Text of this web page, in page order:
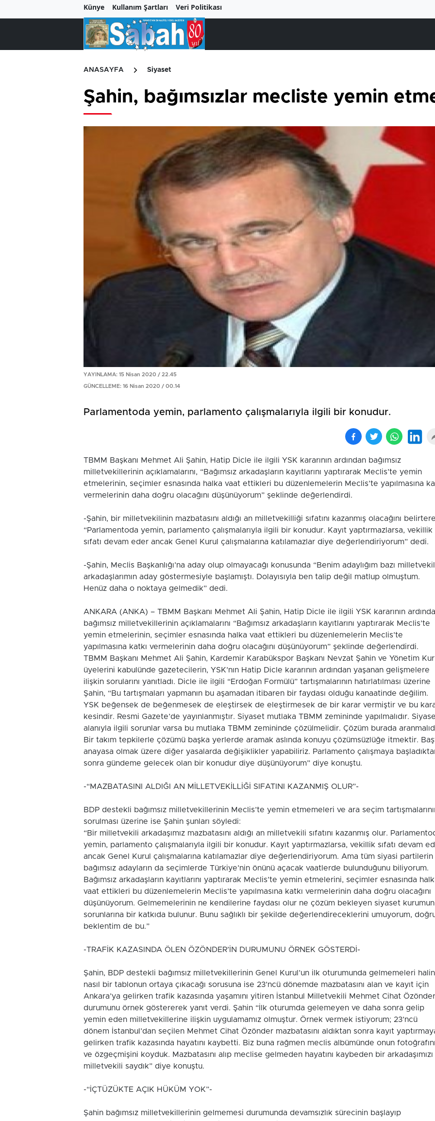
Künye Kullanım Şartları Veri Politikası
ANASAYFA Siyaset
Şahin, bağımsızlar mecliste yemin
YAYINLAMA: 15 Nisan 2020 / 22.45
GÜNCELLEME: 16 Nisan 2020 / 00.14
Parlamentoda yemin, parlamento çalışmalarıyla ilgili bir konudur.
TBMM Başkanı Mehmet Ali Şahin, Hatip Dicle ile ilgili YSK kararının ardından bağımsız
milletvekillerinin açıklamalarını, “Bağımsız arkadaşların kayıtlarını yaptırarak Meclis’te yemin
etmelerinin, seçimler esnasında halka vaat ettikleri bu düzenlemelerin Meclis’te yapılmasına
vermelerinin daha doğru olacağını düşünüyorum” şeklinde değerlendirdi.
-Şahin, bir milletvekilinin mazbatasını aldığı an milletvekilliği sıfatını kazanmış olacağını
“Parlamentoda yemin, parlamento çalışmalarıyla ilgili bir konudur. Kayıt yaptırmazlarsa, vekillik
sıfatı devam eder ancak Genel Kurul çalışmalarına katılamazlar diye değerlendiriyorum” dedi.
-Şahin, Meclis Başkanlığı’na aday olup olmayacağı konusunda “Benim adaylığım bazı
arkadaşlarımın aday göstermesiyle başlamıştı. Dolayısıyla ben talip değil matlup olmuştum.
Henüz daha o noktaya gelmedik” dedi.
ANKARA (ANKA) – TBMM Başkanı Mehmet Ali Şahin, Hatip Dicle ile ilgili YSK kararının
bağımsız milletvekillerinin açıklamalarını “Bağımsız arkadaşların kayıtlarını yaptırarak Meclis’te
yemin etmelerinin, seçimler esnasında halka vaat ettikleri bu düzenlemelerin Meclis’te
yapılmasına katkı vermelerinin daha doğru olacağını düşünüyorum” şeklinde değerlendirdi.
TBMM Başkanı Mehmet Ali Şahin, Kardemir Karabükspor Başkanı Nevzat Şahin ve Yönetim
üyelerini kabulünde gazetecilerin, YSK’nın Hatip Dicle kararının ardından yaşanan gelişmelere
ilişkin sorularını yanıtladı. Dicle ile ilgili “Erdoğan Formülü” tartışmalarının hatırlatılması üzerine
Şahin, “Bu tartışmaları yapmanın bu aşamadan itibaren bir faydası olduğu kanaatinde değilim.
YSK beğensek de beğenmesek de eleştirsek de eleştirmesek de bir karar vermiştir ve bu
kesindir. Resmi Gazete’de yayınlanmıştır. Siyaset mutlaka TBMM zemininde yapılmalıdır.
alanıyla ilgili sorunlar varsa bu mutlaka TBMM zemininde çözülmelidir. Çözüm burada
Bir takım tepkilerle çözümü başka yerlerde aramak aslında konuyu çözümsüzlüğe itmektir.
anayasa olmak üzere diğer yasalarda değişiklikler yapabiliriz. Parlamento çalışmaya
sonra gündeme gelecek olan bir konudur diye düşünüyorum” diye konuştu.
-“MAZBATASINI ALDIĞI AN MİLLETVEKİLLİĞİ SIFATINI KAZANMIŞ OLUR”-
BDP destekli bağımsız milletvekillerinin Meclis’te yemin etmemeleri ve ara seçim
sorulması üzerine ise Şahin şunları söyledi:
“Bir milletvekili arkadaşımız mazbatasını aldığı an milletvekili sıfatını kazanmış olur.
yemin, parlamento çalışmalarıyla ilgili bir konudur. Kayıt yaptırmazlarsa, vekillik sıfatı devam
ancak Genel Kurul çalışmalarına katılamazlar diye değerlendiriyorum. Ama tüm siyasi partilerin
bağımsız adayların da seçimlerde Türkiye’nin önünü açacak vaatlerde bulunduğunu biliyorum.
Bağımsız arkadaşların kayıtlarını yaptırarak Meclis’te yemin etmelerini, seçimler esnasında
vaat ettikleri bu düzenlemelerin Meclis’te yapılmasına katkı vermelerinin daha doğru olacağını
düşünüyorum. Gelmemelerinin ne kendilerine faydası olur ne çözüm bekleyen siyaset
sorunlarına bir katkıda bulunur. Bunu sağlıklı bir şekilde değerlendireceklerini umuyorum,
beklentim de bu.”
-TRAFİK KAZASINDA ÖLEN ÖZÖNDER’İN DURUMUNU ÖRNEK GÖSTERDİ-
Şahin, BDP destekli bağımsız milletvekillerinin Genel Kurul’un ilk oturumunda gelmemeleri
nasıl bir tablonun ortaya çıkacağı sorusuna ise 23’ncü dönemde mazbatasını alan ve kayıt için
Ankara’ya gelirken trafik kazasında yaşamını yitiren İstanbul Milletvekili Mehmet Cihat
durumunu örnek göstererek yanıt verdi. Şahin “İlk oturumda gelemeyen ve daha sonra gelip
yemin eden milletvekillerine ilişkin uygulamamız olmuştur. Örnek vermek istiyorum; 23’ncü
dönem İstanbul’dan seçilen Mehmet Cihat Özönder mazbatasını aldıktan sonra kayıt
gelirken trafik kazasında hayatını kaybetti. Biz buna rağmen meclis albümünde onun
ve özgeçmişini koyduk. Mazbatasını alıp meclise gelmeden hayatını kaybeden bir arkadaşımızı
milletvekili saydık” diye konuştu.
-“İÇTÜZÜKTE AÇIK HÜKÜM YOK”-
Şahin bağımsız milletvekillerinin gelmemesi durumunda devamsızlık sürecinin başlayıp
Birçok uyku hastalığının
En ucuz sigara 120
pa...